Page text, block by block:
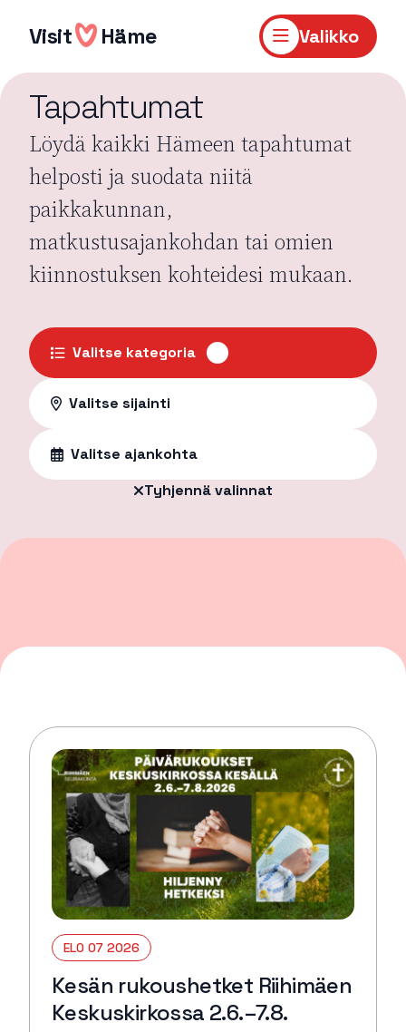
sisältöön
Visit Häme Valikko
Tapahtumat
Löydä kaikki Hämeen tapahtumat
helposti ja suodata niitä
paikkakunnan,
matkustusajankohdan tai omien
kiinnostuksen kohteidesi mukaan.
Valitse kategoria
Valitse sijainti
Valitse ajankohta
Tyhjennä valinnat
ELO 07 2026
Kesän rukoushetket Riihimäen
Keskuskirkossa 2.6.–7.8.